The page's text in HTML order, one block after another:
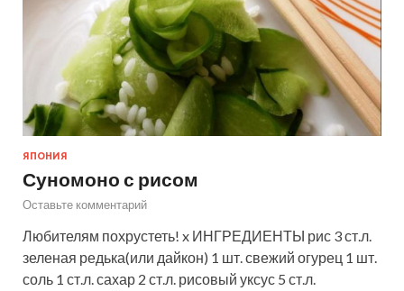
ЯПОНИЯ
Суномоно с рисом
Оставьте комментарий
Любителям похрустеть! x ИНГРЕДИЕНТЫ рис 3 ст.л.
зеленая редька(или дайкон) 1 шт. свежий огурец 1 шт.
соль 1 ст.л. сахар 2 ст.л. рисовый уксус 5 ст.л.